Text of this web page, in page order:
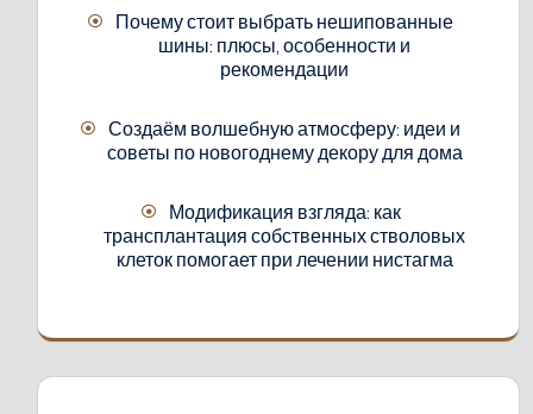
Почему стоит выбрать нешипованные
шины: плюсы, особенности и
рекомендации
Создаём волшебную атмосферу: идеи и
советы по новогоднему декору для дома
Модификация взгляда: как
трансплантация собственных стволовых
клеток помогает при лечении нистагма